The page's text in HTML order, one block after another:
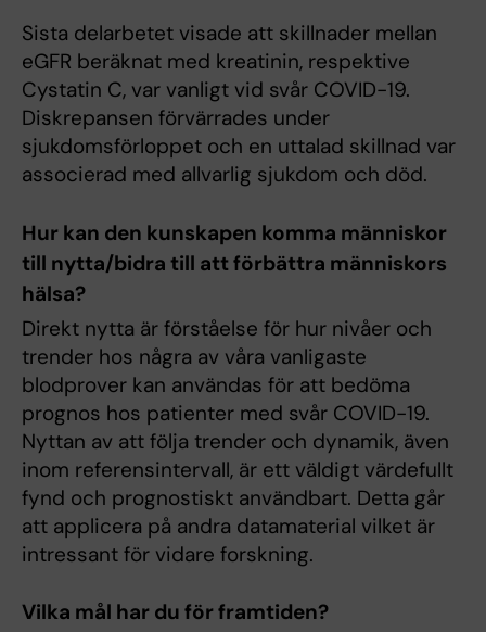
Sista delarbetet visade att skillnader mellan
eGFR beräknat med kreatinin, respektive
Cystatin C, var vanligt vid svår COVID-19.
Diskrepansen förvärrades under
sjukdomsförloppet och en uttalad skillnad var
associerad med allvarlig sjukdom och död.
Hur kan den kunskapen komma människor
till nytta/bidra till att förbättra människors
hälsa?
Direkt nytta är förståelse för hur nivåer och
trender hos några av våra vanligaste
blodprover kan användas för att bedöma
prognos hos patienter med svår COVID-19.
Nyttan av att följa trender och dynamik, även
inom referensintervall, är ett väldigt värdefullt
fynd och prognostiskt användbart. Detta går
att applicera på andra datamaterial vilket är
intressant för vidare forskning.
Vilka mål har du för framtiden?